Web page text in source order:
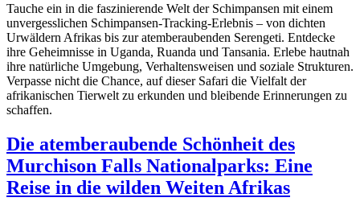
Tauche ein in die faszinierende Welt der Schimpansen mit einem
unvergesslichen Schimpansen-Tracking-Erlebnis – von dichten
Urwäldern Afrikas bis zur atemberaubenden Serengeti. Entdecke
ihre Geheimnisse in Uganda, Ruanda und Tansania. Erlebe hautnah
ihre natürliche Umgebung, Verhaltensweisen und soziale Strukturen.
Verpasse nicht die Chance, auf dieser Safari die Vielfalt der
afrikanischen Tierwelt zu erkunden und bleibende Erinnerungen zu
schaffen.
Die atemberaubende Schönheit des
Murchison Falls Nationalparks: Eine
Reise in die wilden Weiten Afrikas